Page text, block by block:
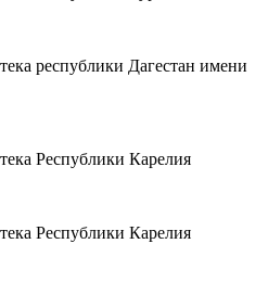
республики Дагестан имени
Республики Карелия
Республики Карелия